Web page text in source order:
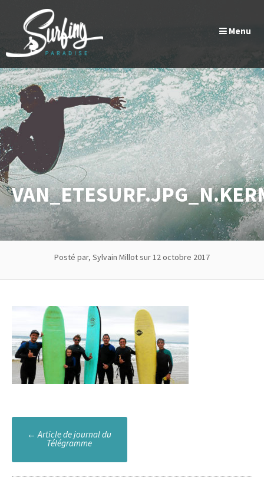
contenu
Menu
Posté par, Sylvain Millotsur 12 octobre 2017
Poste
navigation
← Article de journal du
Télégramme
Panneau de gestion des cookies